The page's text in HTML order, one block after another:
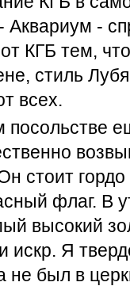
-
КГБ тем,
стиль
всех.
посольстве
стоит
флаг. В
высокий
искр. Я
не был в